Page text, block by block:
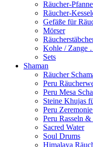
Räucher-
Räucher-
Gefäße für
Mörser
Kohle / Zange
Sets
Shaman
Räucher
Peru
Peru Mesa
Steine Khujas
Peru
Peru Rasseln
Sacred Water
Soul Drums
Himalaya